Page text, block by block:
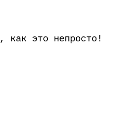
как это непросто!